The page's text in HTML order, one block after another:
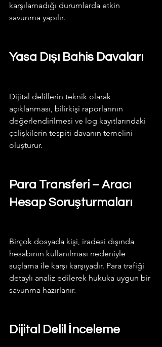
karşılamadığı durumlarda etkin
savunma yapılır.
Yasa Dışı Bahis Davaları
Dijital delillerin teknik olarak
açıklanması, bilirkişi raporlarının
değerlendirilmesi ve log kayıtlarındaki
çelişkilerin tespiti davanın temelini
oluşturur.
Para Transferi – Aracı
Hesap Soruşturmaları
Birçok dosyada kişi, iradesi dışında
hesabının kullanılması nedeniyle
suçlama ile karşı karşıyadır. Para trafiği
detaylı analiz edilerek hukuka uygun bir
savunma hazırlanır.
Dijital Delil İnceleme